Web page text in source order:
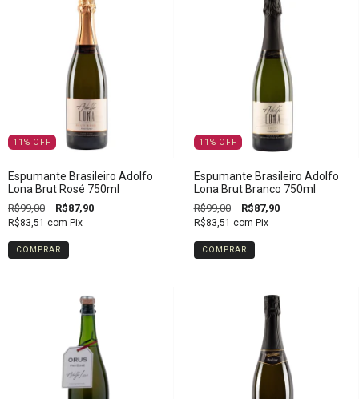
11 % OFF
Espumante Brasileiro Adolfo
Lona Brut Rosé 750ml
R$99,00 R$87,90
R$83,51 com Pix
COMPRAR
11 % OFF
Espumante Brasileiro Adolfo
Lona Brut Branco 750ml
R$99,00 R$87,90
R$83,51 com Pix
COMPRAR